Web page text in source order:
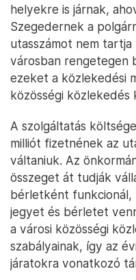
helyekre is járnak,
Szegedernek a
utasszámot nem
városban rengetegen
ezeket a közlekedési
közösségi közlekedés
A szolgáltatás
milliót fizetnének az
váltaniuk. Az
összeget át tudják
bérletként funkcionál,
jegyet és bérletet
a városi közösségi
szabályainak, így az
járatokra vonatkozó